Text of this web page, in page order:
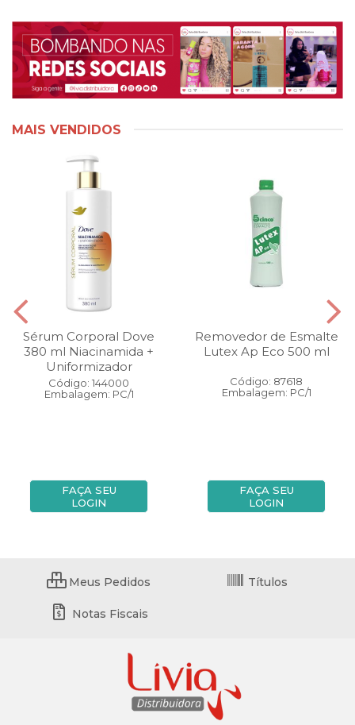
MAIS VENDIDOS
Sérum Corporal Dove
380 ml Niacinamida +
Uniformizador
Código: 144000
Embalagem: PC/1
FAÇA SEU
LOGIN
Removedor de Esmalte
Lutex Ap Eco 500 ml
Código: 87618
Embalagem: PC/1
FAÇA SEU
LOGIN
Meus Pedidos Títulos
Notas Fiscais